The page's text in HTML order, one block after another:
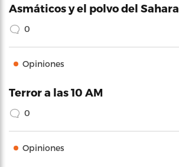
Asmáticos y el polvo del Sahara
0
Opiniones
Terror a las 10 AM
0
Opiniones